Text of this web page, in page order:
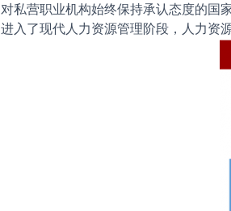
对私营职业机构始终保持承认态度的国
进入了现代人力资源管理阶段，人力资